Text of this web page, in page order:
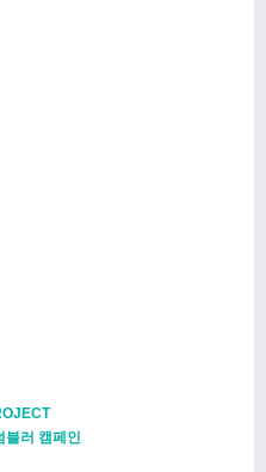
블러 캠페인